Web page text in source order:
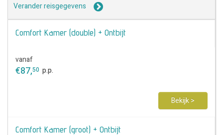
Verander reisgegevens
Comfort Kamer (double) + Ontbijt
vanaf
€87,50 p.p.
Bekijk >
Comfort Kamer (groot) + Ontbijt